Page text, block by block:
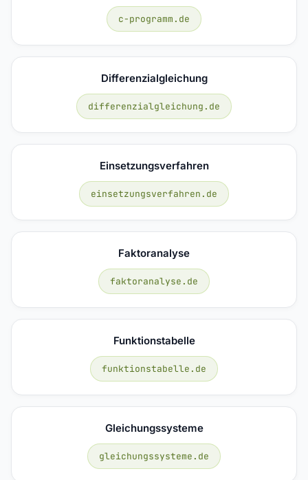
c-programm.de
Differenzialgleichung
differenzialgleichung.de
Einsetzungsverfahren
einsetzungsverfahren.de
Faktoranalyse
faktoranalyse.de
Funktionstabelle
funktionstabelle.de
Gleichungssysteme
gleichungssysteme.de